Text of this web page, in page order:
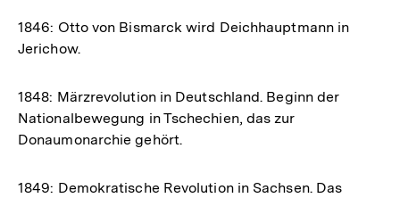
1846: Otto von Bismarck wird Deichhauptmann in
Jerichow.
1848: Märzrevolution in Deutschland. Beginn der
Nationalbewegung in Tschechien, das zur
Donaumonarchie gehört.
1849: Demokratische Revolution in Sachsen. Das